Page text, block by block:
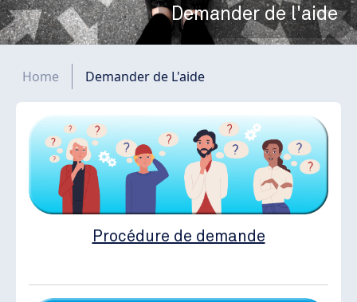
Demander de l'aide
Fil d'Ariane
Home Demander de L'aide
Procédure de demande